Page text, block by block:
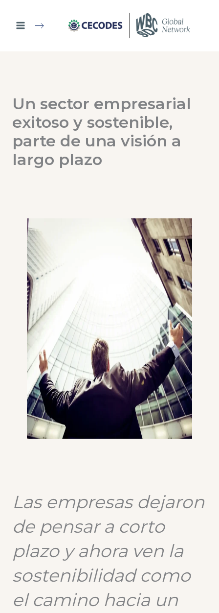
contenido
Un sector empresarial
exitoso y sostenible,
parte de una visión a
largo plazo
Las empresas dejaron
de pensar a corto
plazo y ahora ven la
sostenibilidad como
el camino hacia un